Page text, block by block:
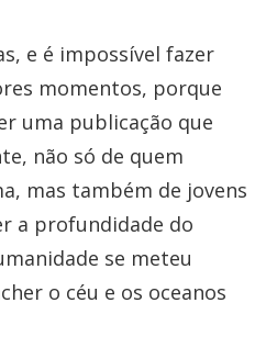
e é impossível fazer
momentos, porque
uma publicação que
não só de quem
mas também de jovens
a profundidade do
se meteu
o céu e os oceanos